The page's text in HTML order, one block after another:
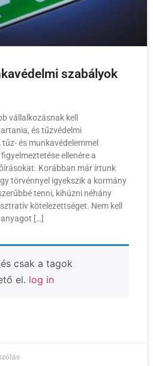
szabályok
vállalkozásnak kell
és tűzvédelmi
és munkavédelemmel
ellenére a
Korábban már írtunk
törvénnyel igyekszik a kormány
tenni, kihúzni néhány
kötelezettséget. Nem kell
[…]
csak a tagok
el. log in